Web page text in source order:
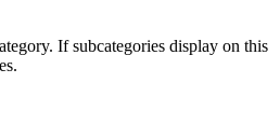
If subcategories display on this